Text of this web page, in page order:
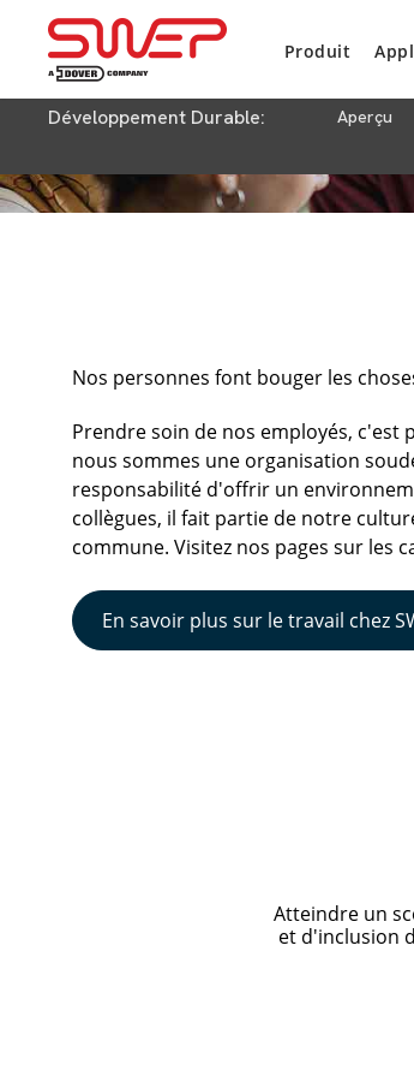
Produit
Développement Durable: Aperçu
Nos personnes font bouger les
Prendre soin de nos employés, c'est
nous sommes une organisation
responsabilité d'offrir un
collègues, il fait partie de notre
commune. Visitez nos pages sur les
En savoir plus sur le travail chez
Atteindre un
et d'inclusion